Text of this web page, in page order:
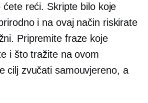
ćete reći. Skripte bilo koje
i na ovaj način riskirate
Pripremite fraze koje
i što tražite na ovom
cilj zvučati samouvjereno, a